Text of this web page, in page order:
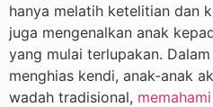
hanya melatih ketelitian dan
juga mengenalkan anak
yang mulai terlupakan.
menghias kendi, anak-anak
wadah tradisional, memahami